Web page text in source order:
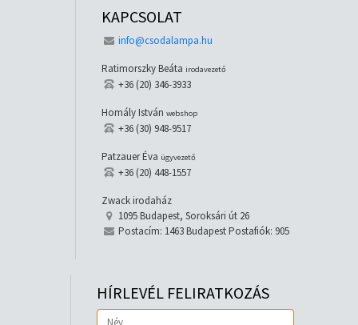
KAPCSOLAT
info@csodalampa.hu
Ratimorszky Beáta irodavezető
+36 (20) 346-3933
Homály István webshop
+36 (30) 948-9517
Patzauer Éva ügyvezető
+36 (20) 448-1557
Zwack irodaház
1095 Budapest, Soroksári út 26
Postacím: 1463 Budapest Postafiók: 905
HÍRLEVÉL FELIRATKOZÁS